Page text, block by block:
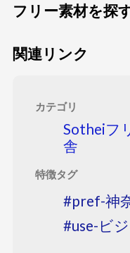
フリー素材を探
関連リンク
カテゴリ
Sotheiフ
舎
特徴タグ
pref-神
use-ビ